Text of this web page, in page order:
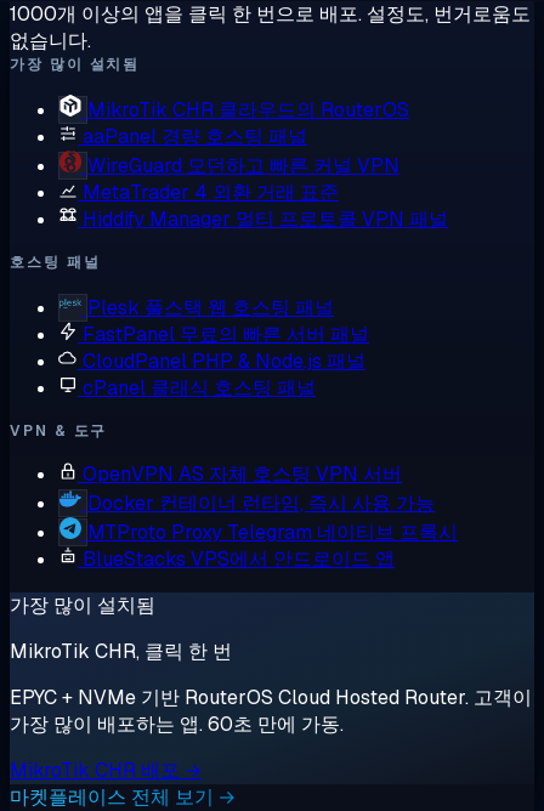
1000개 이상의 앱을 클릭 한 번으로 배포. 설정도, 번거로움도
없습니다.
가장 많이 설치됨
MikroTik CHR 클라우드의 RouterOS
aaPanel 경량 호스팅 패널
WireGuard 모던하고 빠른 커널 VPN
MetaTrader 4 외환 거래 표준
Hiddify Manager 멀티 프로토콜 VPN 패널
호스팅 패널
Plesk 풀스택 웹 호스팅 패널
FastPanel 무료의 빠른 서버 패널
CloudPanel PHP & Node.js 패널
cPanel 클래식 호스팅 패널
VPN & 도구
OpenVPN AS 자체 호스팅 VPN 서버
Docker 컨테이너 런타임, 즉시 사용 가능
MTProto Proxy Telegram 네이티브 프록시
BlueStacks VPS에서 안드로이드 앱
가장 많이 설치됨
MikroTik CHR, 클릭 한 번
EPYC + NVMe 기반 RouterOS Cloud Hosted Router. 고객이
가장 많이 배포하는 앱. 60초 만에 가동.
MikroTik CHR 배포 →
마켓플레이스 전체 보기 →